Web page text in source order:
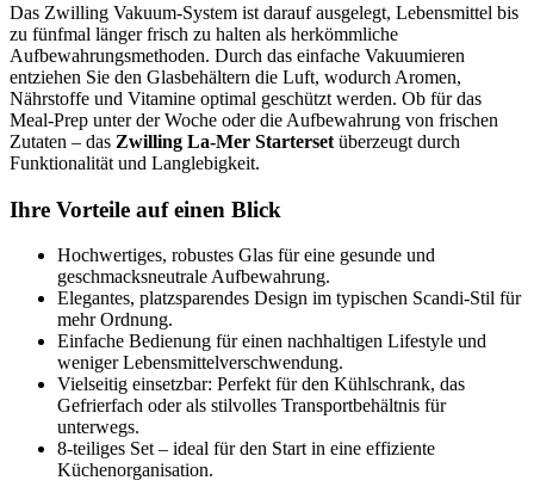
Das Zwilling Vakuum-System ist darauf ausgelegt, Lebensmittel bis
zu fünfmal länger frisch zu halten als herkömmliche
Aufbewahrungsmethoden. Durch das einfache Vakuumieren
entziehen Sie den Glasbehältern die Luft, wodurch Aromen,
Nährstoffe und Vitamine optimal geschützt werden. Ob für das
Meal-Prep unter der Woche oder die Aufbewahrung von frischen
Zutaten – das Zwilling La-Mer Starterset überzeugt durch
Funktionalität und Langlebigkeit.
Ihre Vorteile auf einen Blick
Hochwertiges, robustes Glas für eine gesunde und
geschmacksneutrale Aufbewahrung.
Elegantes, platzsparendes Design im typischen Scandi-Stil für
mehr Ordnung.
Einfache Bedienung für einen nachhaltigen Lifestyle und
weniger Lebensmittelverschwendung.
Vielseitig einsetzbar: Perfekt für den Kühlschrank, das
Gefrierfach oder als stilvolles Transportbehältnis für
unterwegs.
8-teiliges Set – ideal für den Start in eine effiziente
Küchenorganisation.